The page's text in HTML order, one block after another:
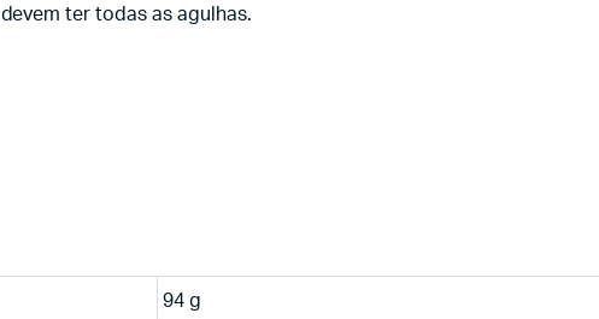
ter todas as agulhas.
94 g